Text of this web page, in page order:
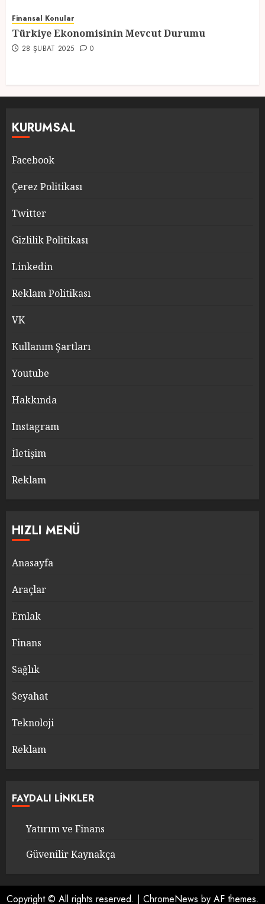
Finansal Konular
Türkiye Ekonomisinin Mevcut Durumu
28 ŞUBAT 2025 0
KURUMSAL
Facebook
Çerez Politikası
Twitter
Gizlilik Politikası
Linkedin
Reklam Politikası
VK
Kullanım Şartları
Youtube
Hakkında
Instagram
İletişim
Reklam
HIZLI MENÜ
Anasayfa
Araçlar
Emlak
Finans
Sağlık
Seyahat
Teknoloji
Reklam
FAYDALI LINKLER
Yatırım ve Finans
Güvenilir Kaynakça
Copyright © All rights reserved. | ChromeNews by AF themes.